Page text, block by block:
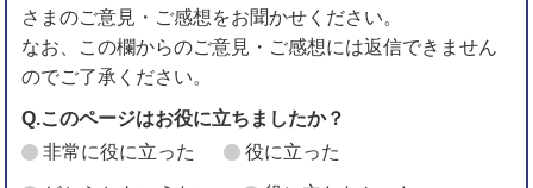
さまのご意見・ご感想をお聞かせください。
なお、この欄からのご意見・ご感想には返信できません
のでご了承ください。
Q.このページはお役に立ちましたか？
非常に役に立った
役に立った